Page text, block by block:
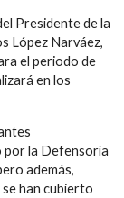
Presidente de la
López Narváez,
el periodo de
en los
por la Defensoría
además,
han cubierto